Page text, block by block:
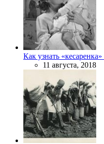
Как узнать
11 августа, 2018